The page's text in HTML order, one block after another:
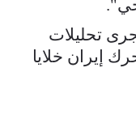
تحليلات
إيران خلايا